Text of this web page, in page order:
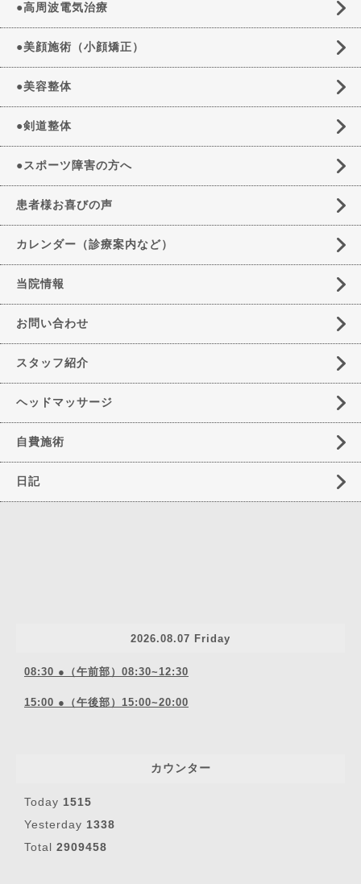
●高周波電気治療
●美顔施術（小顔矯正）
●美容整体
●剣道整体
●スポーツ障害の方へ
患者様お喜びの声
カレンダー（診療案内など）
当院情報
お問い合わせ
スタッフ紹介
ヘッドマッサージ
自費施術
日記
2026.08.07 Friday
08:30 ●（午前部）08:30~12:30
15:00 ●（午後部）15:00~20:00
カウンター
Today 1515
Yesterday 1338
Total 2909458